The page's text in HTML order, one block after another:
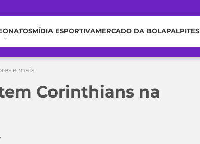
MÍDIA ESPORTIVAMERCADO DA BOLAPALPITES
e mais
Corinthians na